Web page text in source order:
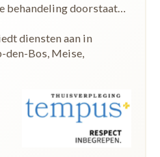
behandeling doorstaat…
diensten aan in
Bos, Meise,